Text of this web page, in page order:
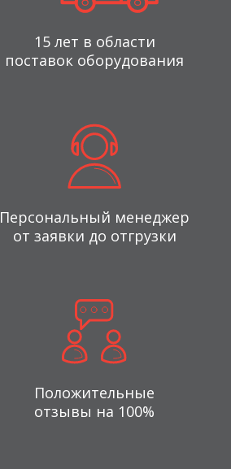
15 лет в области
поставок оборудования
Персональный менеджер
от заявки до отгрузки
Положительные
отзывы на 100%